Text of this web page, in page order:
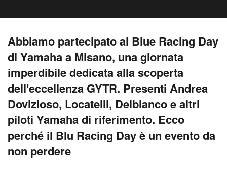
Abbiamo partecipato al Blue Racing Day
di Yamaha a Misano, una giornata
imperdibile dedicata alla scoperta
dell'eccellenza GYTR. Presenti Andrea
Dovizioso, Locatelli, Delbianco e altri
piloti Yamaha di riferimento. Ecco
perché il Blu Racing Day è un evento da
non perdere